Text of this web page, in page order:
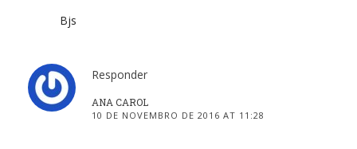
Bjs
Responder
ANA CAROL
10 DE NOVEMBRO DE 2016 AT 11:28